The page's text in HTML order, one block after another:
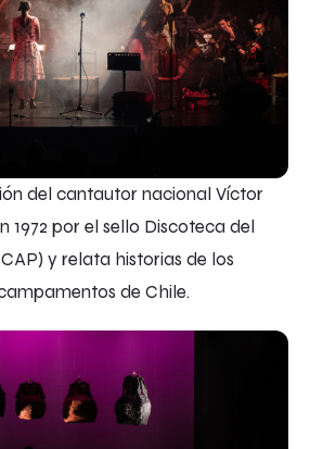
del cantautor nacional Víctor
1972 por el sello Discoteca del
y relata historias de los
de Chile.